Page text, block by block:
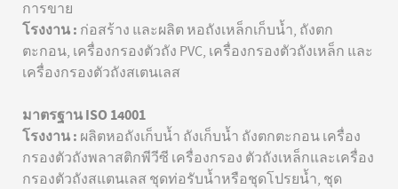
การขาย
โรงงาน : ก่อสร้าง และผลิต หอถังเหล็กเก็บน้ำ, ถังตก
ตะกอน, เครื่องกรองตัวถัง PVC, เครื่องกรองตัวถังเหล็ก และ
เครื่องกรองตัวถังสเตนเลส
มาตรฐาน ISO 14001
โรงงาน : ผลิตหอถังเก็บน้ำ ถังเก็บน้ำ ถังตกตะกอน เครื่อง
กรองตัวถังพลาสติกพีวีซี เครื่องกรอง ตัวถังเหล็กและเครื่อง
กรองตัวถังสแตนเลส ชุดท่อรับน้ำหรือชุดโปรยน้ำ, ชุด